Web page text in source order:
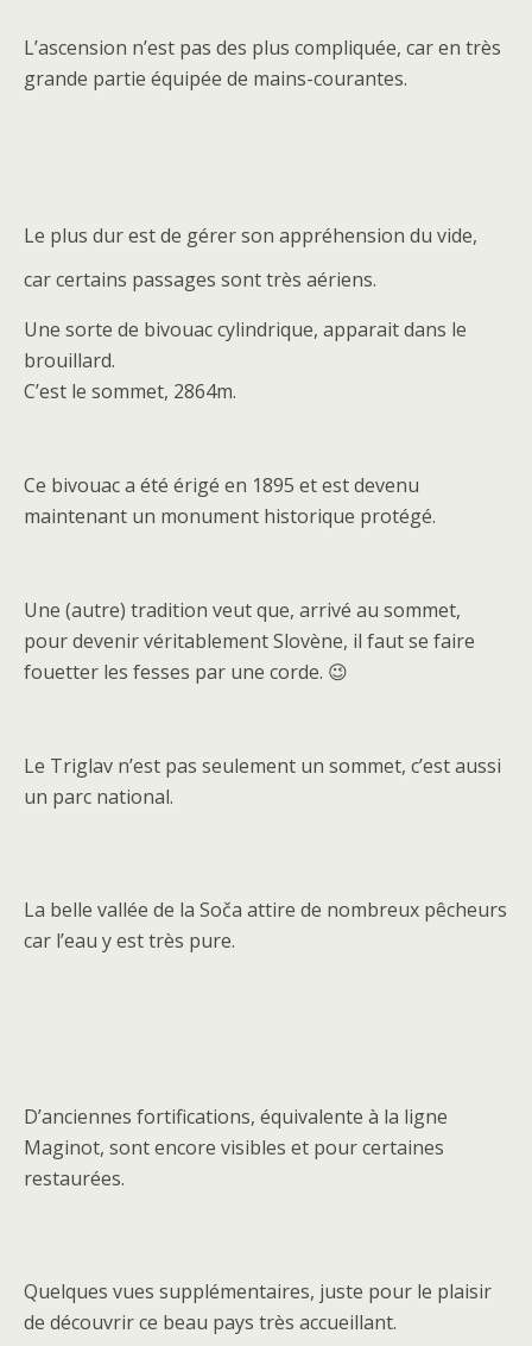
L’ascension n’est pas des plus compliquée, car en très
grande partie équipée de mains-courantes.
Le plus dur est de gérer son appréhension du vide,
car certains passages sont très aériens.
Une sorte de bivouac cylindrique, apparait dans le
brouillard.
C’est le sommet, 2864m.
Ce bivouac a été érigé en 1895 et est devenu
maintenant un monument historique protégé.
Une (autre) tradition veut que, arrivé au sommet,
pour devenir véritablement Slovène, il faut se faire
fouetter les fesses par une corde. 😉
Le Triglav n’est pas seulement un sommet, c’est aussi
un parc national.
La belle vallée de la Soča attire de nombreux pêcheurs
car l’eau y est très pure.
D’anciennes fortifications, équivalente à la ligne
Maginot, sont encore visibles et pour certaines
restaurées.
Quelques vues supplémentaires, juste pour le plaisir
de découvrir ce beau pays très accueillant.